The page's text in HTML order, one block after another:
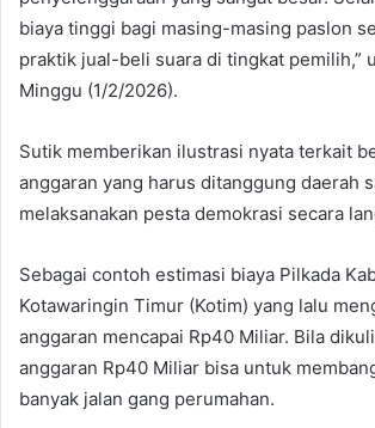
biaya tinggi bagi masing-masing paslon
praktik jual-beli suara di tingkat pemilih,”
Minggu (1/2/2026).
​Sutik memberikan ilustrasi nyata terkait
anggaran yang harus ditanggung daerah
melaksanakan pesta demokrasi secara
Sebagai contoh​ estimasi biaya Pilkada
Kotawaringin Timur (Kotim) yang lalu
anggaran mencapai Rp40 Miliar. Bila
anggaran ​Rp40 Miliar bisa untuk
banyak jalan gang perumahan.